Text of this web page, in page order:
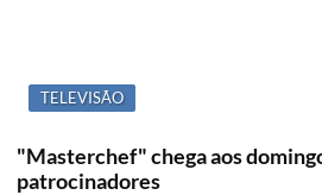
TELEVISÃO
"Masterchef" chega aos
patrocinadores